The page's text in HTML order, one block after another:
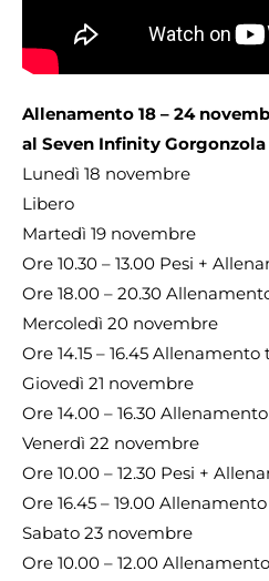
Allenamento 18 – 24
al Seven Infinity Gorgonzola
Lunedì 18 novembre
Libero
Martedì 19 novembre
Ore 10.30 – 13.00 Pesi +
Ore 18.00 – 20.30
Mercoledì 20 novembre
Ore 14.15 – 16.45 Allenamento
Giovedì 21 novembre
Ore 14.00 – 16.30
Venerdì 22 novembre
Ore 10.00 – 12.30 Pesi +
Ore 16.45 – 19.00
Sabato 23 novembre
Ore 10.00 – 12.00